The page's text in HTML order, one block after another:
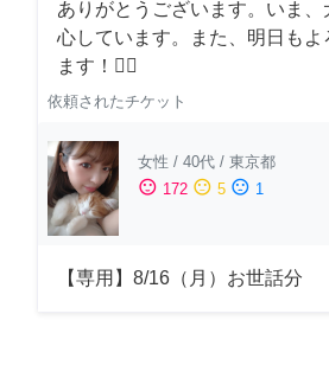
ありがとうございます。いま
心しています。また、明日もよ
ます！🙇‍♂️
依頼されたチケット
女性 / 40代 / 東京都
sentiment_satisfied 172 sentiment_neutral 5 sentiment_dissatisfied 1
【専用】8/16（月）お世話分